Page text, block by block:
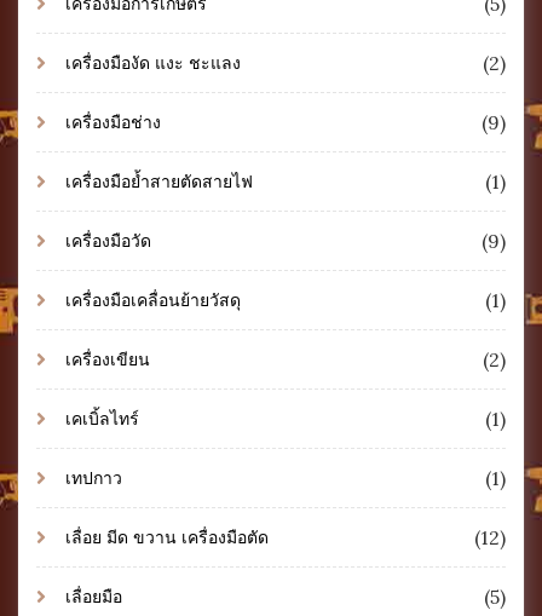
เครื่องมืองัด แงะ ชะแลง (2)
เครื่องมือช่าง (9)
เครื่องมือย้ำสายตัดสายไฟ (1)
เครื่องมือวัด (9)
เครื่องมือเคลื่อนย้ายวัสดุ (1)
เครื่องเขียน (2)
เคเบิ้ลไทร์ (1)
เทปกาว (1)
เลื่อย มีด ขวาน เครื่องมือตัด (12)
เลื่อยมือ (5)